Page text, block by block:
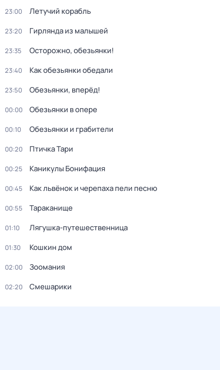
23:00 Летучий корабль
23:20 Гирлянда из малышей
23:35 Осторожно, обезьянки!
23:40 Как обезьянки обедали
23:50 Обезьянки, вперёд!
00:00 Обезьянки в опере
00:10 Обезьянки и грабители
00:20 Птичка Тари
00:25 Каникулы Бонифация
00:45 Как львёнок и черепаха пели песню
00:55 Тараканище
01:10 Лягушка-путешественница
01:30 Кошкин дом
02:00 Зоомания
02:20 Смешарики